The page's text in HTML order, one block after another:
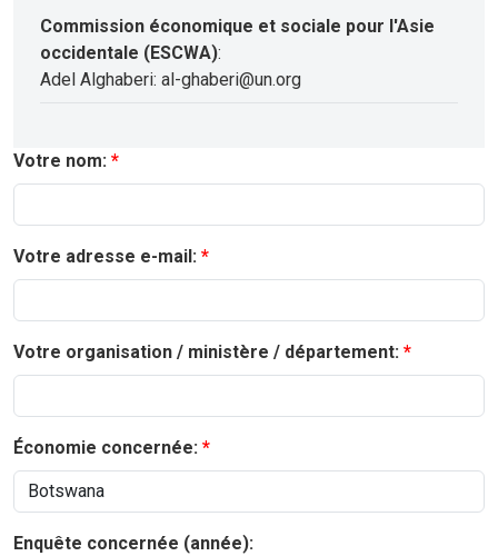
Commission économique et sociale pour l'Asie
occidentale (ESCWA):
Adel Alghaberi: al-ghaberi@un.org
Votre nom:
Votre adresse e-mail:
Votre organisation / ministère / département:
Économie concernée:
Enquête concernée (année):